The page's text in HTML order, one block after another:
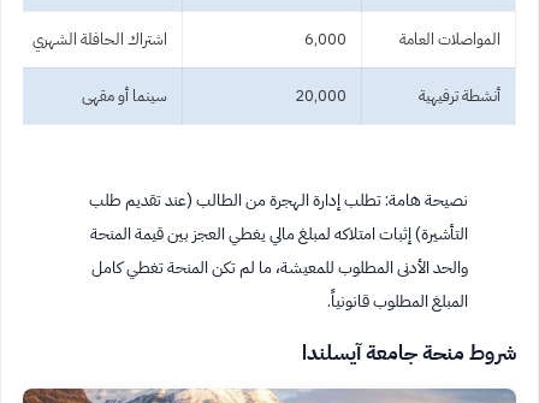
المواصلات العامة 6,000 اشتراك الحافلة الشهري
أنشطة ترفيهية 20,000 سينما أو مقهى
نصيحة هامة: تطلب إدارة الهجرة من الطالب (عند تقديم طلب
التأشيرة) إثبات امتلاكه لمبلغ مالي يغطي العجز بين قيمة المنحة
والحد الأدنى المطلوب للمعيشة، ما لم تكن المنحة تغطي كامل
المبلغ المطلوب قانونياً.
شروط منحة جامعة آيسلندا